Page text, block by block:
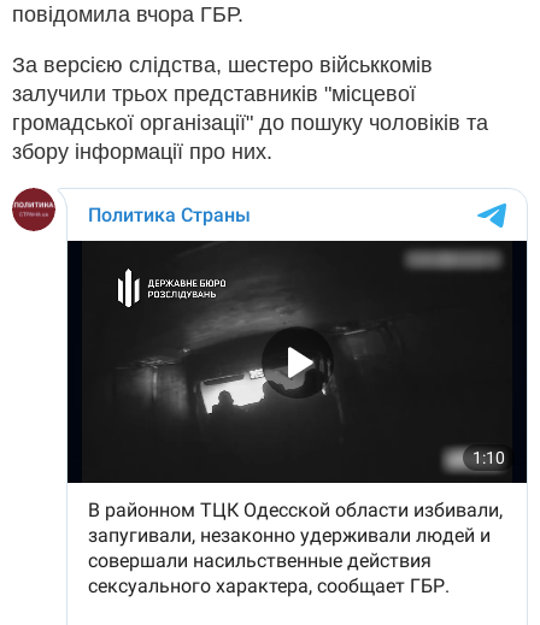
повідомила вчора ГБР.
За версією слідства, шестеро військкомів
залучили трьох представників "місцевої
громадської організації" до пошуку чоловіків та
збору інформації про них.